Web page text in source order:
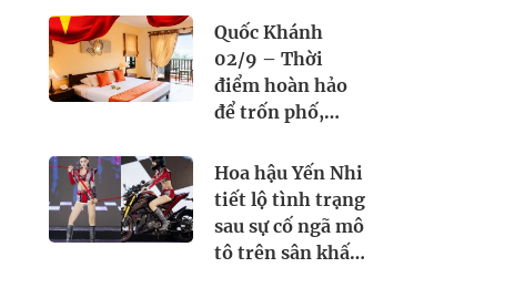
kết nối tình hữu
nghị quốc tế
Quốc Khánh
02/9 – Thời
điểm hoàn hảo
để trốn phố,
Seahorse Resort
& Spa. Đặt lịch
ngay hôm nay!
Hoa hậu Yến Nhi
tiết lộ tình trạng
sau sự cố ngã mô
tô trên sân khấu